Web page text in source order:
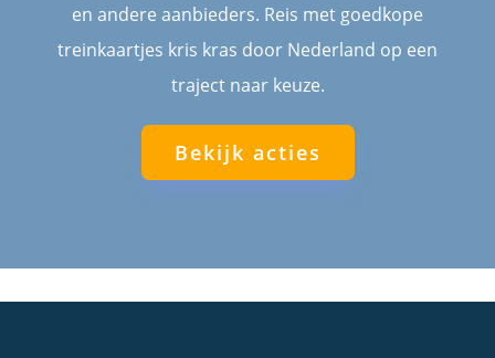
en andere aanbieders. Reis met goedkope
treinkaartjes kris kras door Nederland op een
traject naar keuze.
Bekijk acties